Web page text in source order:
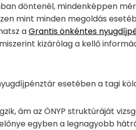
döntenél, mindenképpen
mint minden megoldás
aGrantis önkéntes
kizárólag a kellő
esetében a tagi
ám az ÖNYP struktúráját
egyben a legnagyobb